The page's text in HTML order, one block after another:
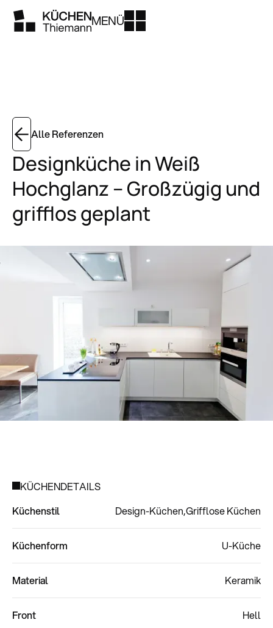
MENÜ
Alle Referenzen
Designküche in Weiß
Hochglanz – Großzügig und
grifflos geplant
KÜCHENDETAILS
Küchenstil
Design-Küchen Grifflose Küchen
Küchenform U-Küche
Material Keramik
Front Hell